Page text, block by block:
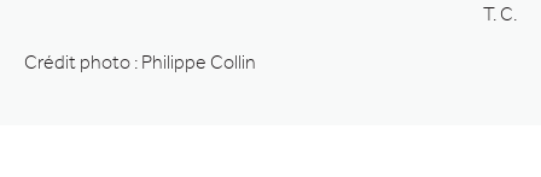
T. C.
Crédit photo : Philippe Collin